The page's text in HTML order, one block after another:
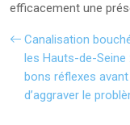
efficacement une
Canalisation
les Hauts-de-Seine
bons réflexes avant
d’aggraver le